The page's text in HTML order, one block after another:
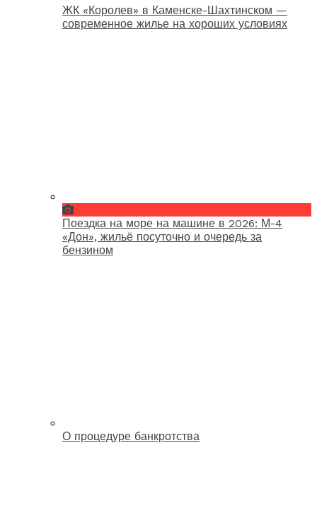
ЖК «Королев» в Каменске-Шахтинском —
современное жилье на хороших условиях
Поездка на море на машине в 2026: М-4
«Дон», жильё посуточно и очередь за
бензином
О процедуре банкротства